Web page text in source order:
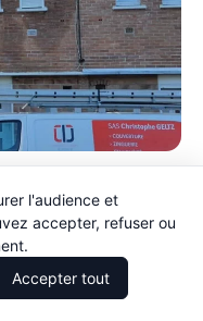
l'audience et
accepter, refuser ou
Accepter tout